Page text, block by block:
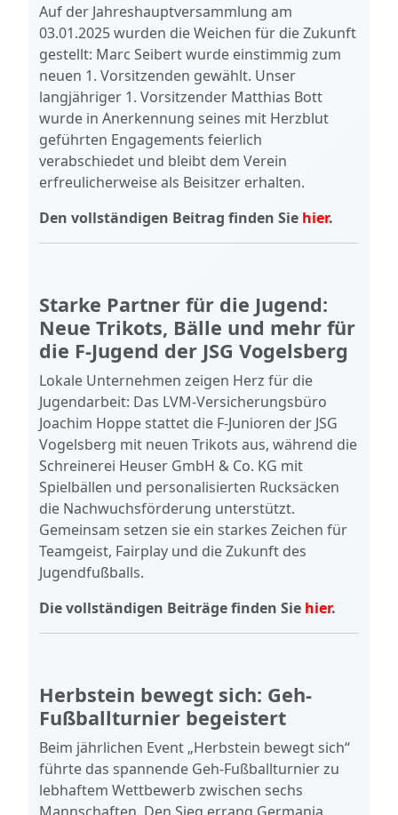
Auf der Jahreshauptversammlung am
03.01.2025 wurden die Weichen für die Zukunft
gestellt: Marc Seibert wurde einstimmig zum
neuen 1. Vorsitzenden gewählt. Unser
langjähriger 1. Vorsitzender Matthias Bott
wurde in Anerkennung seines mit Herzblut
geführten Engagements feierlich
verabschiedet und bleibt dem Verein
erfreulicherweise als Beisitzer erhalten.
Den vollständigen Beitrag finden Sie hier.
Starke Partner für die Jugend:
Neue Trikots, Bälle und mehr für
die F-Jugend der JSG Vogelsberg
Lokale Unternehmen zeigen Herz für die
Jugendarbeit: Das LVM-Versicherungsbüro
Joachim Hoppe stattet die F-Junioren der JSG
Vogelsberg mit neuen Trikots aus, während die
Schreinerei Heuser GmbH & Co. KG mit
Spielbällen und personalisierten Rucksäcken
die Nachwuchsförderung unterstützt.
Gemeinsam setzen sie ein starkes Zeichen für
Teamgeist, Fairplay und die Zukunft des
Jugendfußballs.
Die vollständigen Beiträge finden Sie hier.
Herbstein bewegt sich: Geh-
Fußballturnier begeistert
Beim jährlichen Event „Herbstein bewegt sich“
führte das spannende Geh-Fußballturnier zu
lebhaftem Wettbewerb zwischen sechs